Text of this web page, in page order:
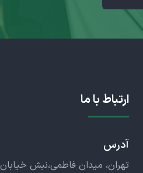
ارتباط با ما
آدرس
تهران، میدان فاطمی،نبش خیابان